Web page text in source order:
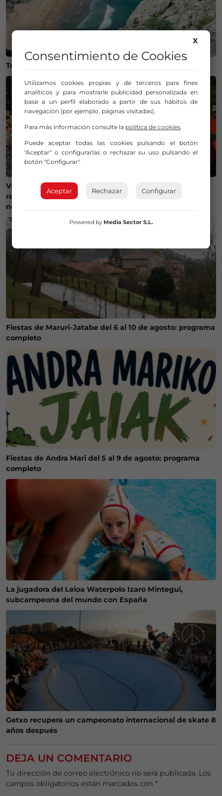
Temperaturas históricas del agua en el Mar Cantábrico
Vecinos de la Merindad de Montija reclaman la
reapertura de la farmacia de Villasante: «Es una
necesidad»
Fiestas de Maruri-Jatabe del 6 al 10 de agosto: programa
completo
Fiestas de Andra Mari del 5 al 9 de agosto: programa
completo
La jugadora del Leioa Waterpolo Izaro Mintegui,
subcampeona del mundo con España
Getxo recupera un campeonato internacional de skate 8
años después
DEJA UN COMENTARIO
Tu dirección de correo electrónico no será publicada. Los
campos obligatorios están marcados con *
X
Consentimiento de Cookies
Utilizamos cookies propias y de terceros para fines
analíticos y para mostrarle publicidad personalizada en
base a un perfil elaborado a partir de sus hábitos de
navegación (por ejemplo, páginas visitadas).
Para más información consulte la política de cookies.
Puede aceptar todas las cookies pulsando el botón
"Aceptar" o configurarlas o rechazar su uso pulsando el
botón "Configurar".
Aceptar Rechazar Configurar
Powered by Media Sector S.L.